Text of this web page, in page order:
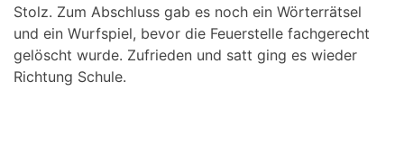
Stolz. Zum Abschluss gab es noch ein Wörterrätsel
und ein Wurfspiel, bevor die Feuerstelle fachgerecht
gelöscht wurde. Zufrieden und satt ging es wieder
Richtung Schule.